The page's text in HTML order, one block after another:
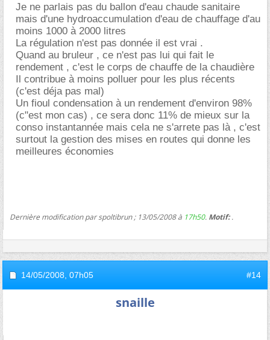
Je ne parlais pas du ballon d'eau chaude sanitaire
mais d'une hydroaccumulation d'eau de chauffage d'au
moins 1000 à 2000 litres
La régulation n'est pas donnée il est vrai .
Quand au bruleur , ce n'est pas lui qui fait le
rendement , c'est le corps de chauffe de la chaudière
Il contribue à moins polluer pour les plus récents
(c'est déja pas mal)
Un fioul condensation à un rendement d'environ 98%
(c"est mon cas) , ce sera donc 11% de mieux sur la
conso instantannée mais cela ne s'arrete pas là , c'est
surtout la gestion des mises en routes qui donne les
meilleures économies
Dernière modification par spoltibrun ; 13/05/2008 à 17h50. Motif:.
14/05/2008, 07h05 #14
snaille